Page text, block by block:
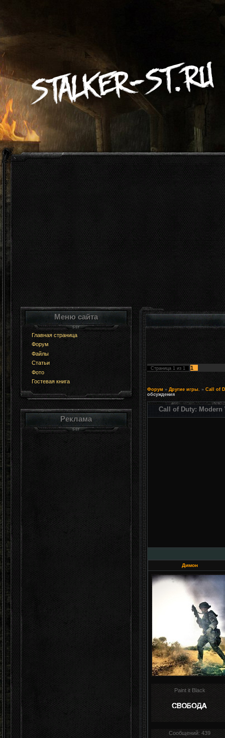
Меню сайта
Главная страница
Форум
Файлы
Статьи
Фото
Гостевая книга
Реклама
Страница 1 из 1 1
Форум » Другие игры. » Call of
обсуждения
Call of Duty: Modern
Димон
Paint it Black
Сообщений:439